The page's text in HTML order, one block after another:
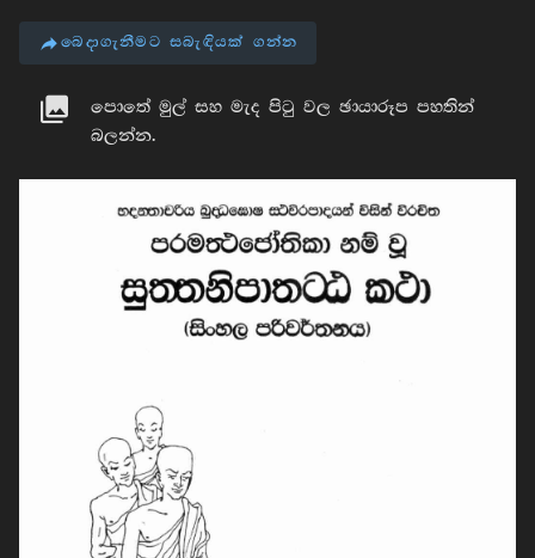
බෙදාගැනීමට සබැඳියක් ගන්න
පොතේ මුල් සහ මැද පිටු වල ඡායාරූප පහතින්
බලන්න.